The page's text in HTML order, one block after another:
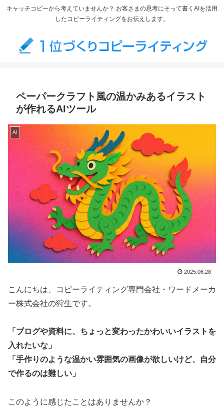
キャッチコピーから考えていませんか？ お客さまの思考にそって書くAIを活用
したコピーライティングをお伝えします。
ペーパークラフト風の温かみあるイラスト
が作れるAIツール
AI
2025.06.28
こんにちは、コピーライティング専門会社・ワードメーカ
ー株式会社の狩生です。
「ブログや資料に、ちょっと変わったかわいいイラストを
入れたいな」
「手作りのような温かい雰囲気の画像が欲しいけど、自分
で作るのは難しい」
このように感じたことはありませんか？